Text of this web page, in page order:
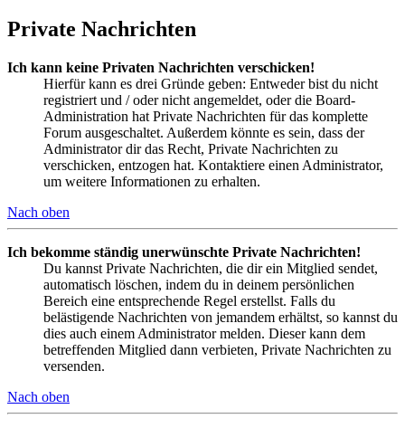
Private Nachrichten
Ich kann keine Privaten Nachrichten verschicken!
Hierfür kann es drei Gründe geben: Entweder bist du nicht
registriert und / oder nicht angemeldet, oder die Board-
Administration hat Private Nachrichten für das komplette
Forum ausgeschaltet. Außerdem könnte es sein, dass der
Administrator dir das Recht, Private Nachrichten zu
verschicken, entzogen hat. Kontaktiere einen Administrator,
um weitere Informationen zu erhalten.
Nach oben
Ich bekomme ständig unerwünschte Private Nachrichten!
Du kannst Private Nachrichten, die dir ein Mitglied sendet,
automatisch löschen, indem du in deinem persönlichen
Bereich eine entsprechende Regel erstellst. Falls du
belästigende Nachrichten von jemandem erhältst, so kannst du
dies auch einem Administrator melden. Dieser kann dem
betreffenden Mitglied dann verbieten, Private Nachrichten zu
versenden.
Nach oben